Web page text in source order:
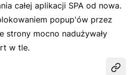
całej aplikacji SPA od nowa.
popup'ów przez
strony mocno nadużywały
w tle.